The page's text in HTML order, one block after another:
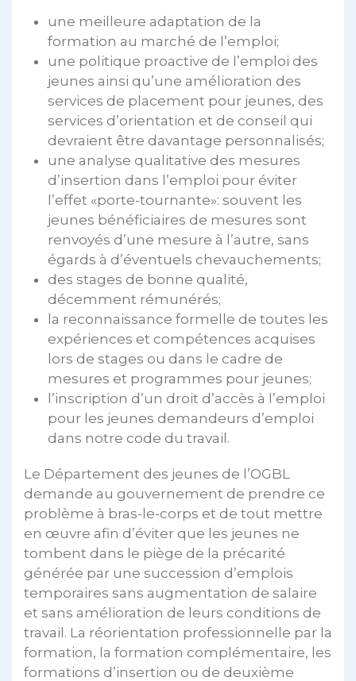
une meilleure adaptation de la
formation au marché de l’emploi;
une politique proactive de l’emploi des
jeunes ainsi qu’une amélioration des
services de placement pour jeunes, des
services d’orientation et de conseil qui
devraient être davantage personnalisés;
une analyse qualitative des mesures
d’insertion dans l’emploi pour éviter
l’effet «porte-tournante»: souvent les
jeunes bénéficiaires de mesures sont
renvoyés d’une mesure à l’autre, sans
égards à d’éventuels chevauchements;
des stages de bonne qualité,
décemment rémunérés;
la reconnaissance formelle de toutes les
expériences et compétences acquises
lors de stages ou dans le cadre de
mesures et programmes pour jeunes;
l’inscription d’un droit d’accès à l’emploi
pour les jeunes demandeurs d’emploi
dans notre code du travail.
Le Département des jeunes de l’OGBL
demande au gouvernement de prendre ce
problème à bras-le-corps et de tout mettre
en œuvre afin d’éviter que les jeunes ne
tombent dans le piège de la précarité
générée par une succession d’emplois
temporaires sans augmentation de salaire
et sans amélioration de leurs conditions de
travail. La réorientation professionnelle par la
formation, la formation complémentaire, les
formations d’insertion ou de deuxième